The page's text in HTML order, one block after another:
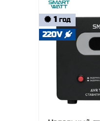
1 ГОД
220V